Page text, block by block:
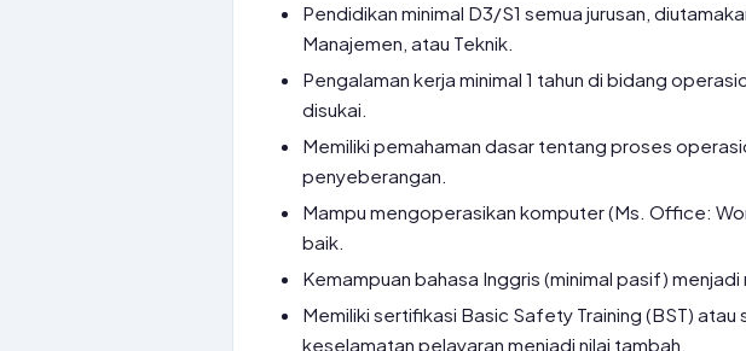
Pendidikan minimal D3/S1 semua jurusan,
Manajemen, atau Teknik.
Pengalaman kerja minimal 1 tahun di bidang
disukai.
Memiliki pemahaman dasar tentang proses
penyeberangan.
Mampu mengoperasikan komputer (Ms. Office:
baik.
Kemampuan bahasa Inggris (minimal pasif) menjadi
Memiliki sertifikasi Basic Safety Training (BST) atau
keselamatan pelayaran menjadi nilai tambah.